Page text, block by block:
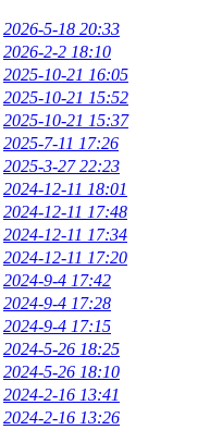
2026-5-18 20:33
2026-2-2 18:10
2025-10-21 16:05
2025-10-21 15:52
2025-10-21 15:37
2025-7-11 17:26
2025-3-27 22:23
2024-12-11 18:01
2024-12-11 17:48
2024-12-11 17:34
2024-12-11 17:20
2024-9-4 17:42
2024-9-4 17:28
2024-9-4 17:15
2024-5-26 18:25
2024-5-26 18:10
2024-2-16 13:41
2024-2-16 13:26